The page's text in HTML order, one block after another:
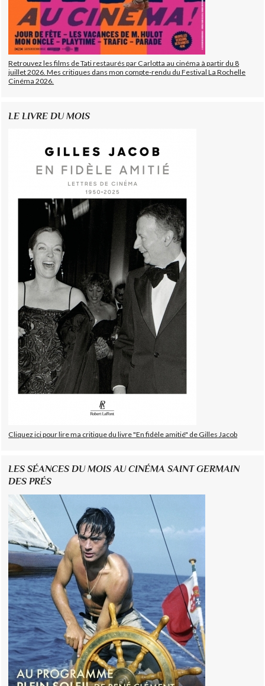
Retrouvez les films de Tati restaurés par Carlotta au cinéma à partir du 8
juillet 2026. Mes critiques dans mon compte-rendu du Festival La Rochelle
Cinéma 2026.
LE LIVRE DU MOIS
Cliquez ici pour lire ma critique du livre "En fidèle amitié" de Gilles Jacob
LES SÉANCES DU MOIS AU CINÉMA SAINT GERMAIN
DES PRÉS